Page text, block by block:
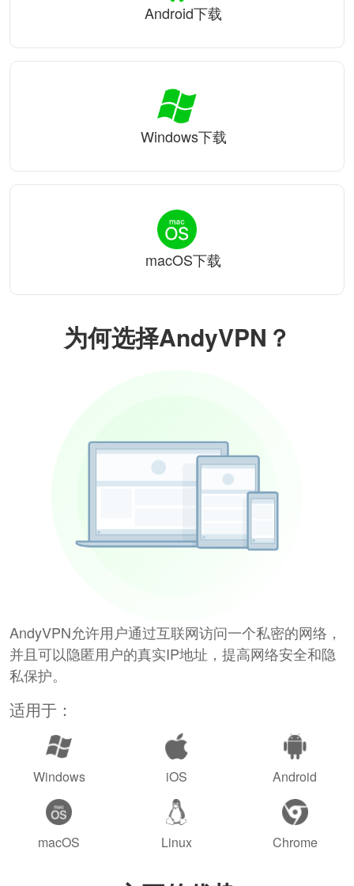
为何选择AndyVPN？
AndyVPN允许用户通过互联网访问一个私密的网络，
并且可以隐匿用户的真实IP地址，提高网络安全和隐
私保护。
适用于：
Windows iOS Android
macOS Linux Chrome
Android下载
Windows下载
macOS下载